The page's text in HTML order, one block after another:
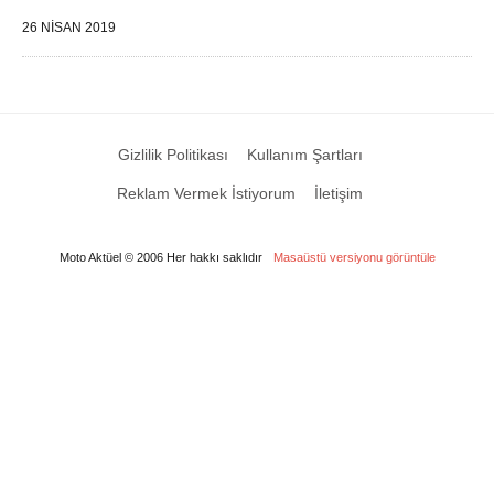
26 NISAN 2019
Gizlilik Politikası Kullanım Şartları
Reklam Vermek İstiyorum İletişim
Moto Aktüel © 2006 Her hakkı saklıdır Masaüstü versiyonu görüntüle